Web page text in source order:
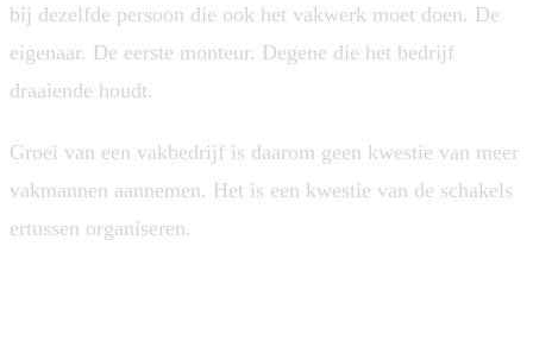
bij dezelfde persoon die ook het vakwerk moet doen. De
eigenaar. De eerste monteur. Degene die het bedrijf
draaiende houdt.
Groei van een vakbedrijf is daarom geen kwestie van meer
vakmannen aannemen. Het is een kwestie van de schakels
ertussen organiseren.